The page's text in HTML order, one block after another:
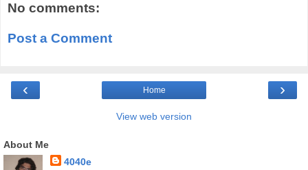
No comments:
Post a Comment
‹ ›
Home
View web version
About Me
4040e